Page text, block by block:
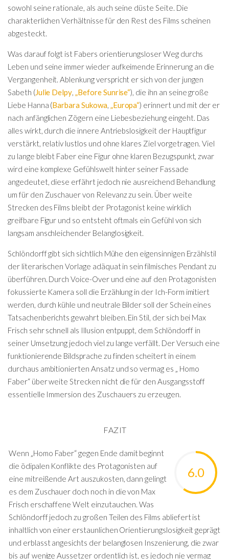
sowohl seine rationale, als auch seine düste Seite. Die
charakterlichen Verhältnisse für den Rest des Films scheinen
abgesteckt.
Was darauf folgt ist Fabers orientierungsloser Weg durchs
Leben und seine immer wieder aufkeimende Erinnerung an die
Vergangenheit. Ablenkung verspricht er sich von der jungen
Sabeth (Julie Delpy „Before Sunrise“), die ihn an seine große
Liebe Hanna (Barbara Sukowa, „Europa“) erinnert und mit der er
nach anfänglichen Zögern eine Liebesbeziehung eingeht. Das
alles wirkt, durch die innere Antriebslosigkeit der Hauptfigur
verstärkt, relativ lustlos und ohne klares Ziel vorgetragen. Viel
zu lange bleibt Faber eine Figur ohne klaren Bezugspunkt, zwar
wird eine komplexe Gefühlswelt hinter seiner Fassade
angedeutet, diese erfährt jedoch nie ausreichend Behandlung
um für den Zuschauer von Relevanz zu sein. Über weite
Strecken des Films bleibt der Protagonist keine wirklich
greifbare Figur und so entsteht oftmals ein Gefühl von sich
langsam anschleichender Belanglosigkeit.
Schlöndorff gibt sich sichtlich Mühe den eigensinnigen Erzählstil
der literarischen Vorlage adäquat in sein filmisches Pendant zu
überführen. Durch Voice-Over und eine auf den Protagonisten
fokussierte Kamera soll die Erzählung in der Ich-Form imitiert
werden, durch kühle und neutrale Bilder soll der Schein eines
Tatsachenberichts gewahrt bleiben. Ein Stil, der sich bei Max
Frisch sehr schnell als Illusion entpuppt, dem Schlöndorff in
seiner Umsetzung jedoch viel zu lange verfällt. Der Versuch eine
funktionierende Bildsprache zu finden scheitert in einem
durchaus ambitionierten Ansatz und so vermag es „ Homo
Faber“ über weite Strecken nicht die für den Ausgangsstoff
essentielle Immersion des Zuschauers zu erzeugen.
FAZIT
6.0
Wenn „Homo Faber“ gegen Ende damit beginnt
die ödipalen Konflikte des Protagonisten auf
eine mitreißende Art auszukosten, dann gelingt
es dem Zuschauer doch noch in die von Max
Frisch erschaffene Welt einzutauchen. Was
Schlöndorff jedoch zu großen Teilen des Films abliefert ist
inhaltlich von einer erstaunlichen Orientierungslosigkeit geprägt
und erblasst angesichts der belanglosen Inszenierung, die zwar
bis auf wenige Aussetzer ordentlich ist, es jedoch nie vermag